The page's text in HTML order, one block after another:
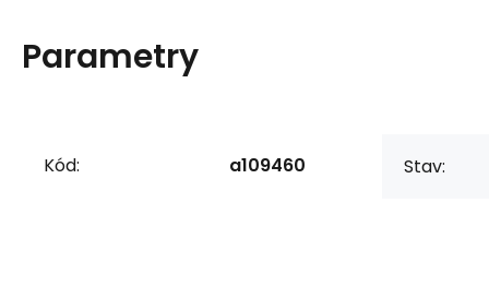
Parametry
Kód: a109460 Stav: